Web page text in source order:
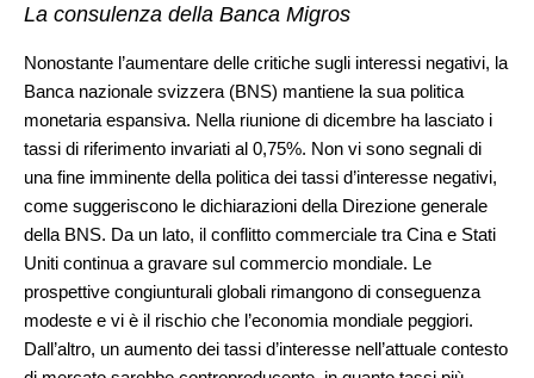
La consulenza della Banca Migros
Nonostante l’aumentare delle critiche sugli interessi negativi, la
Banca nazionale svizzera (BNS) mantiene la sua politica
monetaria espansiva. Nella riunione di dicembre ha lasciato i
tassi di riferimento invariati al 0,75%. Non vi sono segnali di
una fine imminente della politica dei tassi d’interesse negativi,
come suggeriscono le dichiarazioni della Direzione generale
della BNS. Da un lato, il conflitto commerciale tra Cina e Stati
Uniti continua a gravare sul commercio mondiale. Le
prospettive congiunturali globali rimangono di conseguenza
modeste e vi è il rischio che l’economia mondiale peggiori.
Dall’altro, un aumento dei tassi d’interesse nell’attuale contesto